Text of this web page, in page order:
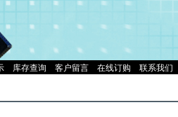
库存查询 客户留言 在线订购 联系我们